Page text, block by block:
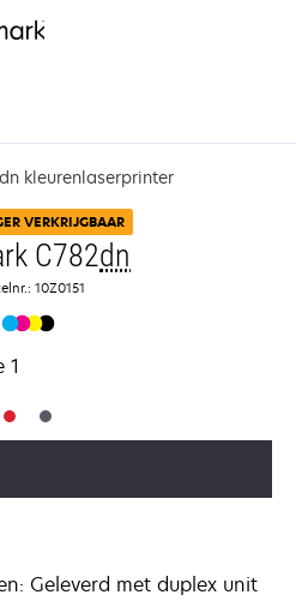
kleurenlaserprinter
VERKRIJGBAAR
C782dn
10Z0151
Geleverd met duplex unit